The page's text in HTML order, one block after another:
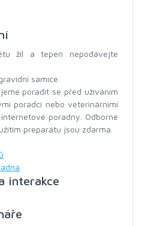
žil a tepen nepodávejte
samice.
poradit se před užíváním
poradci nebo veterinárními
poradny. Odborné
preparátu jsou zdarma.
interakce